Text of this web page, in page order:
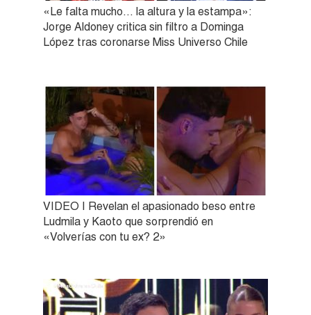
«Le falta mucho… la altura y la estampa»:
Jorge Aldoney critica sin filtro a Dominga
López tras coronarse Miss Universo Chile
VIDEO | Revelan el apasionado beso entre
Ludmila y Kaoto que sorprendió en
«Volverías con tu ex? 2»